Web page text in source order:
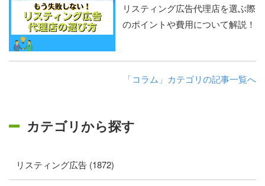
リスティング広告代理店を選ぶ際
のポイントや費用について解説！
「コラム」カテゴリの記事一覧へ
カテゴリから探す
リスティング広告 (1872)